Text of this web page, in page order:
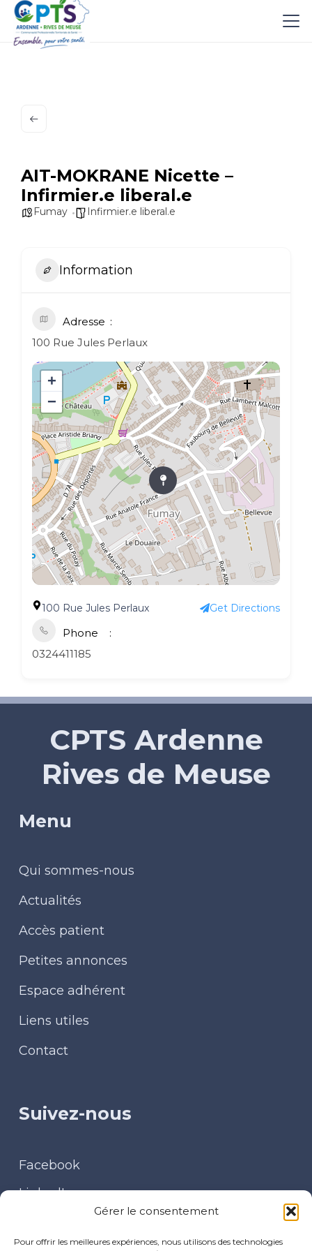
Gérer le consentement
Pour offrir les meilleures expériences, nous utilisons des technologies
AIT-MOKRANE Nicette –
Infirmier.e liberal.e
Fumay Infirmier.e liberal.e
Information
Adresse
100 Rue Jules Perlaux
+
−
100 Rue Jules Perlaux Get Directions
Phone
0324411185
CPTS Ardenne
Rives de Meuse
Menu
Qui sommes-nous
Actualités
Accès patient
Petites annonces
Espace adhérent
Liens utiles
Contact
Suivez-nous
Facebook
LinkedIn
Contact